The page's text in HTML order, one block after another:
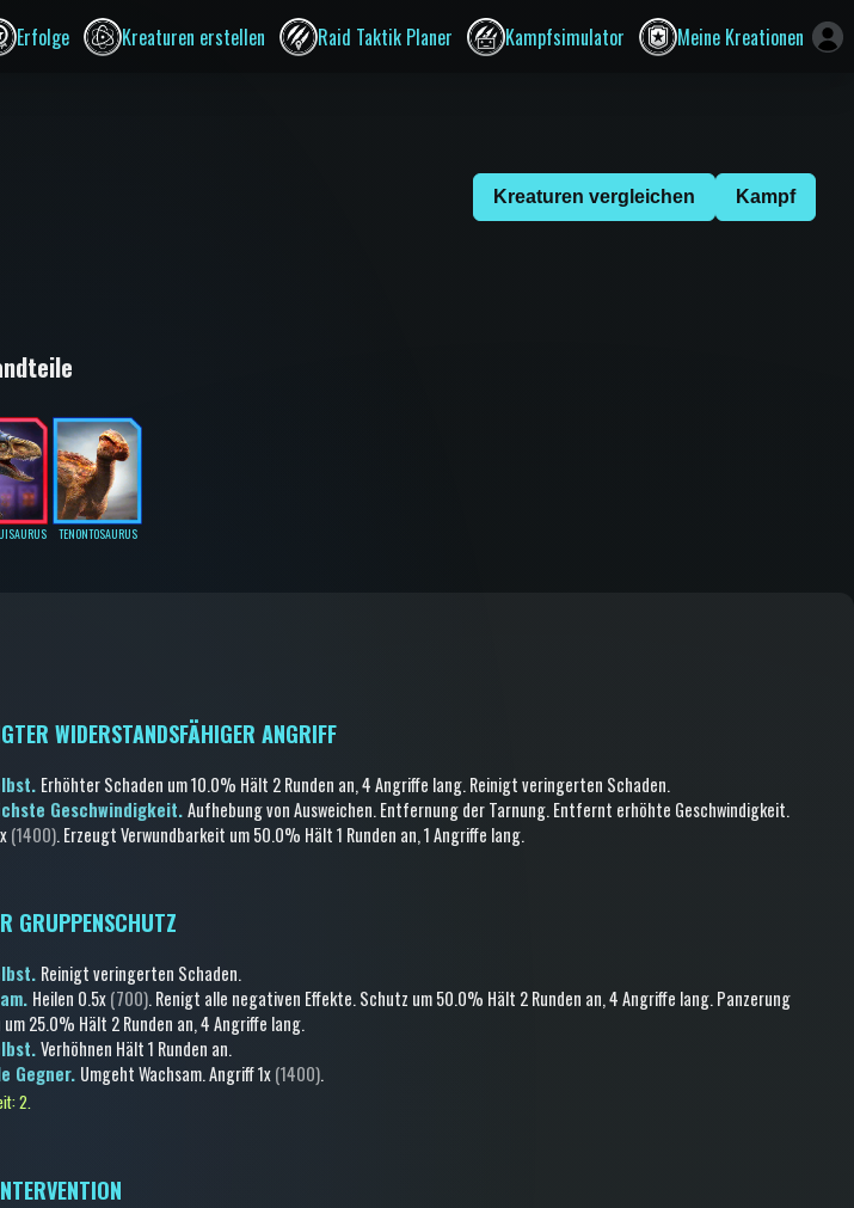
Erfolge Kreaturen erstellen Raid Taktik Planer Kampfsimulator Meine Kreationen
TENONTOSAURUS
Kreaturen vergleichen Kampf
WIDERSTANDSFÄHIGER ANGRIFF
Erhöhter Schaden um 10.0% Hält 2 Runden an, 4 Angriffe lang.Reinigt veringerten Schaden.
Geschwindigkeit.Aufhebung von Ausweichen.Entfernung der Tarnung.Entfernt erhöhte Geschwindigkeit.
(1400).Erzeugt Verwundbarkeit um 50.0% Hält 1 Runden an, 1 Angriffe lang.
GRUPPENSCHUTZ
Reinigt veringerten Schaden.
Heilen 0.5x(700).Renigt alle negativen Effekte.Schutz um 50.0% Hält 2 Runden an, 4 Angriffe lang.Panzerung
um 25.0% Hält 2 Runden an, 4 Angriffe lang.
Verhöhnen Hält 1 Runden an.
Gegner. Umgeht Wachsam.Angriff1x(1400).
2.